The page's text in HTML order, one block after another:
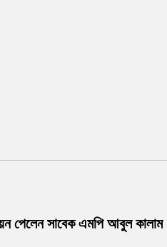
পেলেন সাবেক এমপি আবুল কালাম